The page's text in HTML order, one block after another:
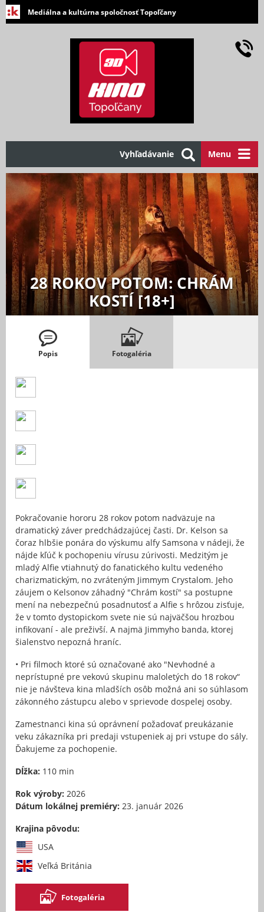
Mediálna a kultúrna spoločnosť Topoľčany
Menu
Vyhľadávanie
28 ROKOV POTOM: CHRÁM
KOSTÍ [18+]
Popis Fotogaléria
Pokračovanie hororu 28 rokov potom nadväzuje na
dramatický záver predchádzajúcej časti. Dr. Kelson sa
čoraz hlbšie ponára do výskumu alfy Samsona v nádeji, že
nájde kľúč k pochopeniu vírusu zúrivosti. Medzitým je
mladý Alfie vtiahnutý do fanatického kultu vedeného
charizmatickým, no zvráteným Jimmym Crystalom. Jeho
záujem o Kelsonov záhadný "Chrám kostí" sa postupne
mení na nebezpečnú posadnutosť a Alfie s hrôzou zisťuje,
že v tomto dystopickom svete nie sú najväčšou hrozbou
infikovaní - ale preživší. A najmä Jimmyho banda, ktorej
šialenstvo nepozná hraníc.
• Pri filmoch ktoré sú označované ako "Nevhodné a
neprístupné pre vekovú skupinu maloletých do 18 rokov“
nie je návšteva kina mladších osôb možná ani so súhlasom
zákonného zástupcu alebo v sprievode dospelej osoby.
Zamestnanci kina sú oprávnení požadovať preukázanie
veku zákazníka pri predaji vstupeniek aj pri vstupe do sály.
Ďakujeme za pochopenie.
Dĺžka: 110 min
Rok výroby: 2026
Dátum lokálnej premiéry: 23. január 2026
Krajina pôvodu:
USA
Veľká Británia
Fotogaléria